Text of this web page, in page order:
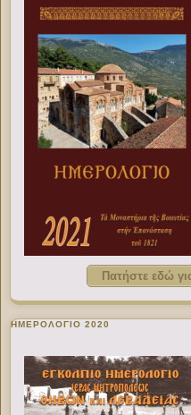
Πατήστε εδώ
ΗΜΕΡΟΛΟΓΙΟ 2020